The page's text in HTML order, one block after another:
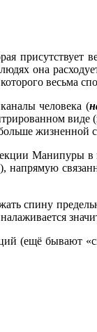
она
весьма
человека (
виде
жизненной
Манипуры
), напрямую
спину
(ещё бывают